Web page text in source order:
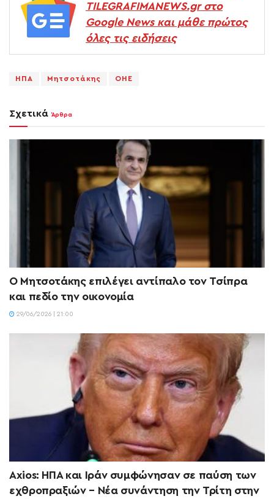
TILEGRAFIMANEWS.gr στο
Google News και μάθε πρώτος
όλες τις ειδήσεις
ΗΠΑ Μητσοτάκης ΟΗΕ
Σχετικά Άρθρα
O Mητσοτάκης επιλέγει αντίπαλο τον Τσίπρα
και πεδίο την οικονομία
29/06/2026 | 21:00
Axios: ΗΠΑ και Ιράν συμφώνησαν σε παύση των
εχθροπραξιών – Νέα συνάντηση την Τρίτη στην